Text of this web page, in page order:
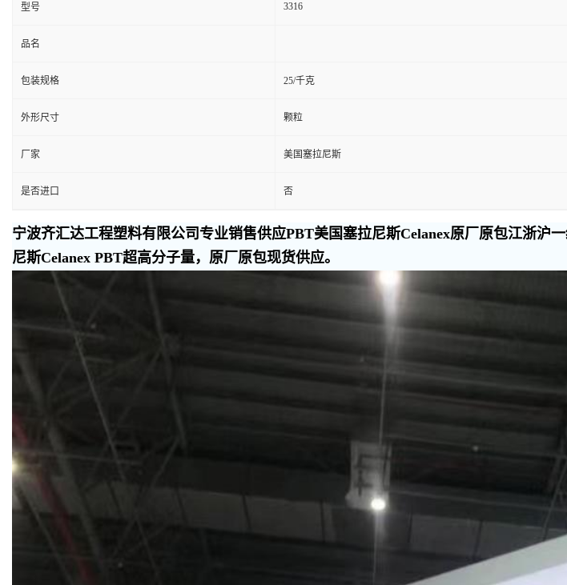
型号 3316
品名
包装规格 25/千克
外形尺寸 颗粒
厂家 美国塞拉尼斯
是否进口 否
宁波齐汇达工程塑料有限公司专业销售供应PBT美国塞拉尼斯Celanex原厂原包江浙
尼斯Celanex PBT超高分子量，原厂原包现货供应。